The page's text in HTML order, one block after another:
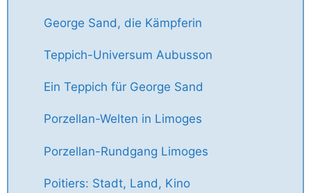
George Sand, die Kämpferin
Teppich-Universum Aubusson
Ein Teppich für George Sand
Porzellan-Welten in Limoges
Porzellan-Rundgang Limoges
Poitiers: Stadt, Land, Kino